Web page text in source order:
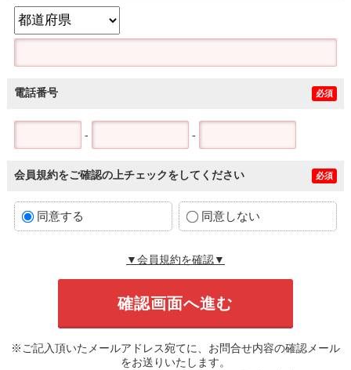
電話番号 必須
- -
会員規約をご確認の上チェックをしてください 必須
同意する 同意しない
▼会員規約を確認▼
※ご記入頂いたメールアドレス宛てに、お問合せ内容の確認メール
をお送りいたします。